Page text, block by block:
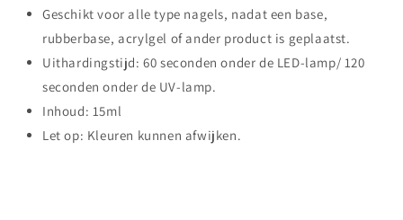
Geschikt voor alle type nagels, nadat een base,
rubberbase, acrylgel of ander product is geplaatst.
Uithardingstijd: 60 seconden onder de LED-lamp/ 120
seconden onder de UV-lamp.
Inhoud: 15ml
Let op: Kleuren kunnen afwijken.